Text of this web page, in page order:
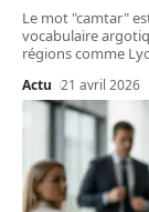
Le mot "camtar"
vocabulaire
régions comme
Actu 21 avril 2026